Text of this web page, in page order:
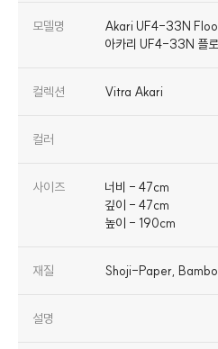
모델명
Akari UF4-33N
아카리 UF4-33N 플
컬렉션 Vitra Akari
컬러
사이즈
너비 - 47cm
깊이 - 47cm
높이 - 190cm
재질 Shoji-Paper,
설명